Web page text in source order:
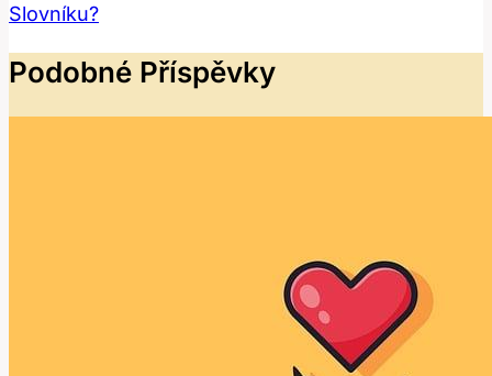
Slovníku?
Podobné Příspěvky